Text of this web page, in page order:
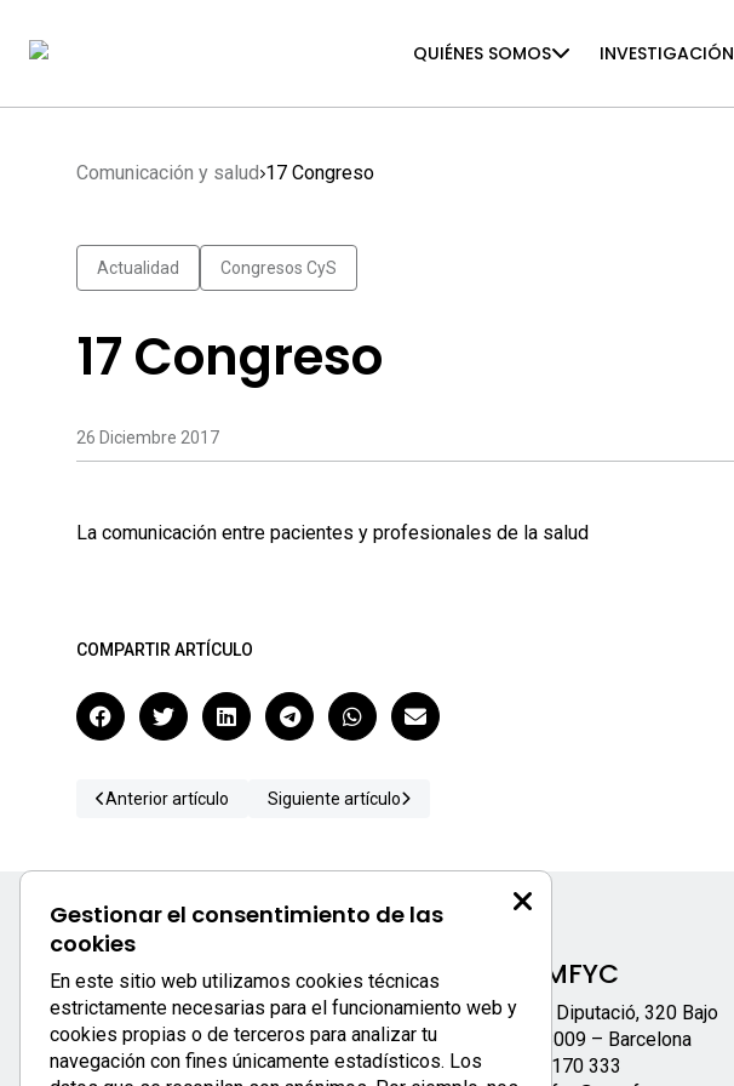
QUIÉNES SOMOS INVESTIGACIÓN
Comunicación y salud 17 Congreso
Actualidad Congresos CyS
17 Congreso
26 Diciembre 2017
La comunicación entre pacientes y profesionales de la salud
COMPARTIR ARTÍCULO
Anterior artículo Siguiente artículo
Gestionar el consentimiento de las
cookies
En este sitio web utilizamos cookies técnicas
estrictamente necesarias para el funcionamiento web y
cookies propias o de terceros para analizar tu
navegación con fines únicamente estadísticos. Los
SEMFYC
c/ Diputació, 320 Bajo
08009 – Barcelona
933 170 333